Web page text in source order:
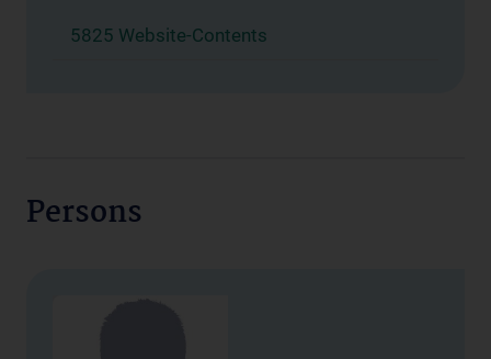
5825 Website-Contents
Persons